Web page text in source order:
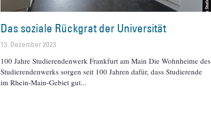
Das soziale Rückgrat der Universität
13. Dezember 2023
100 Jahre Studierendenwerk Frankfurt am Main Die Wohnheime des
Studierendenwerks sorgen seit 100 Jahren dafür, dass Studierende
im Rhein-Main-Gebiet gut